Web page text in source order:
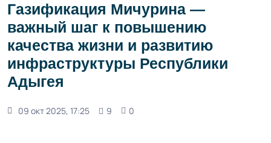
Газификация Мичурина —
важный шаг к повышению
качества жизни и развитию
инфраструктуры Республики
Адыгея
09 окт 2025, 17:25 9 0